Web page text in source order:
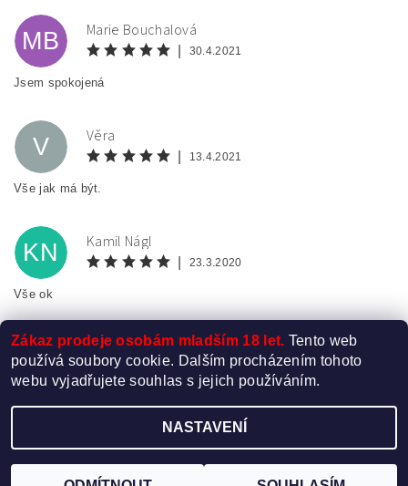
MB Marie Bouchalová
30.4.2021
Jsem spokojená
V Věra
13.4.2021
Vše jak má být.
KN Kamil Nágl
23.3.2020
Vše ok
Vytvořil Shoptet
Zákaz prodeje osobám mladším 18 let. Tento web
používá soubory cookie. Dalším procházením tohoto
webu vyjadřujete souhlas s jejich používáním.
NASTAVENÍ